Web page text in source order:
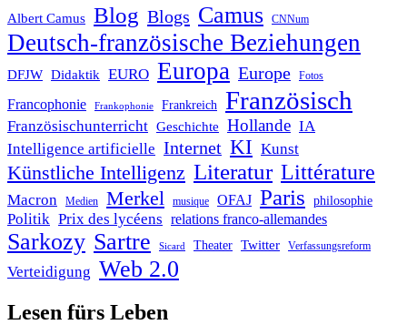
Albert Camus Blog Blogs Camus CNNum
Deutsch-französische Beziehungen
DFJW Didaktik EURO Europa Europe Fotos
Francophonie Frankophonie Frankreich Französisch
Französischunterricht Geschichte Hollande IA
Intelligence artificielle Internet KI Kunst
Künstliche Intelligenz Literatur Littérature
Macron Medien Merkel musique OFAJ Paris philosophie
Politik Prix des lycéens relations franco-allemandes
Sarkozy Sartre Sicard Theater Twitter Verfassungsreform
Verteidigung Web 2.0
Lesen fürs Leben